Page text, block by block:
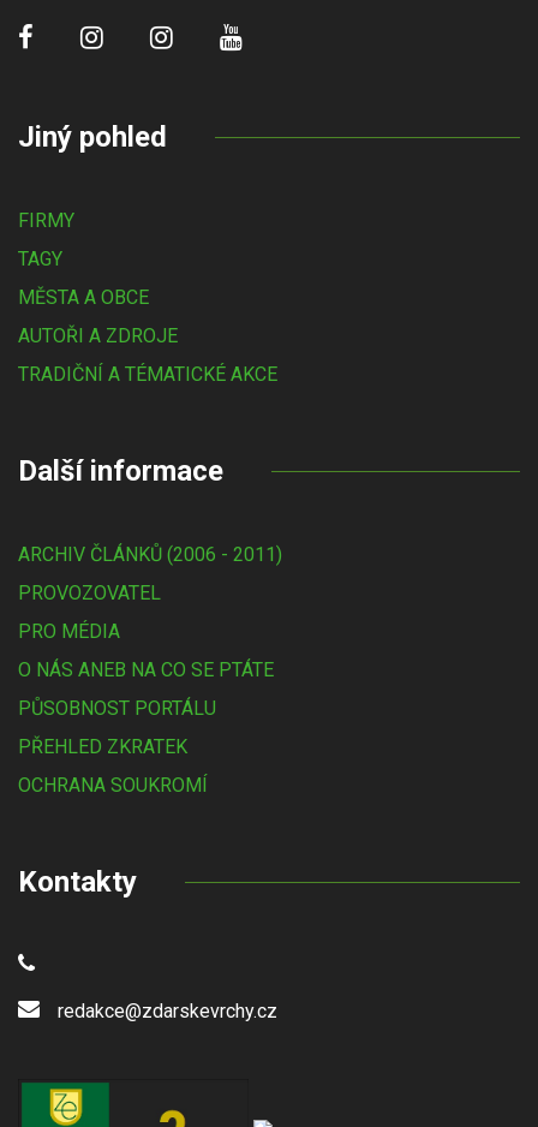
Jiný pohled
FIRMY
TAGY
MĚSTA A OBCE
AUTOŘI A ZDROJE
TRADIČNÍ A TÉMATICKÉ AKCE
Další informace
ARCHIV ČLÁNKŮ (2006 - 2011)
PROVOZOVATEL
PRO MÉDIA
O NÁS ANEB NA CO SE PTÁTE
PŮSOBNOST PORTÁLU
PŘEHLED ZKRATEK
OCHRANA SOUKROMÍ
Kontakty
redakce@zdarskevrchy.cz